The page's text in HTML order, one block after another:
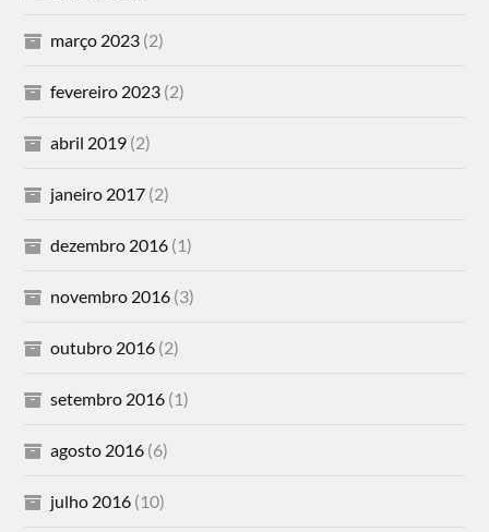
março 2023 (2)
fevereiro 2023 (2)
abril 2019 (2)
janeiro 2017 (2)
dezembro 2016 (1)
novembro 2016 (3)
outubro 2016 (2)
setembro 2016 (1)
agosto 2016 (6)
julho 2016 (10)